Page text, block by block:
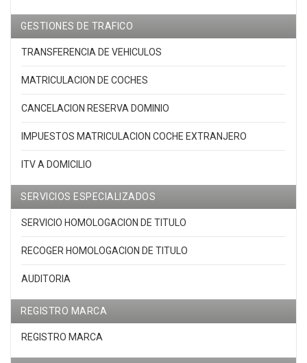
GESTIONES DE TRAFICO
TRANSFERENCIA DE VEHICULOS
MATRICULACION DE COCHES
CANCELACION RESERVA DOMINIO
IMPUESTOS MATRICULACION COCHE EXTRANJERO
ITV A DOMICILIO
SERVICIOS ESPECIALIZADOS
SERVICIO HOMOLOGACION DE TITULO
RECOGER HOMOLOGACION DE TITULO
AUDITORIA
REGISTRO MARCA
REGISTRO MARCA